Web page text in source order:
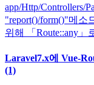
app/Http/Controllers/
"report()/form()"메소
위해 「Route::any」
Laravel7.x에 Vue-
(1)